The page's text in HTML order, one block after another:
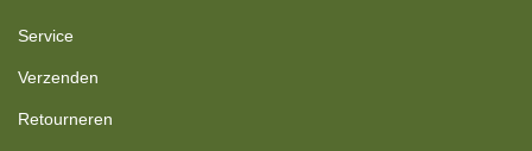
Service
Verzenden
Retourneren